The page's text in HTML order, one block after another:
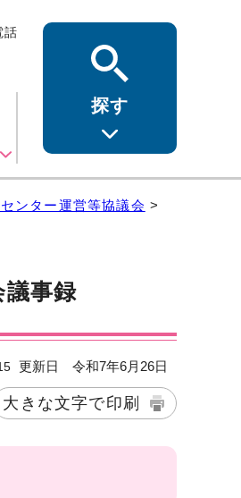
話
探す
ンター運営等協議会 >
議事録
更新日 令和7年6月26日
大きな文字で印刷